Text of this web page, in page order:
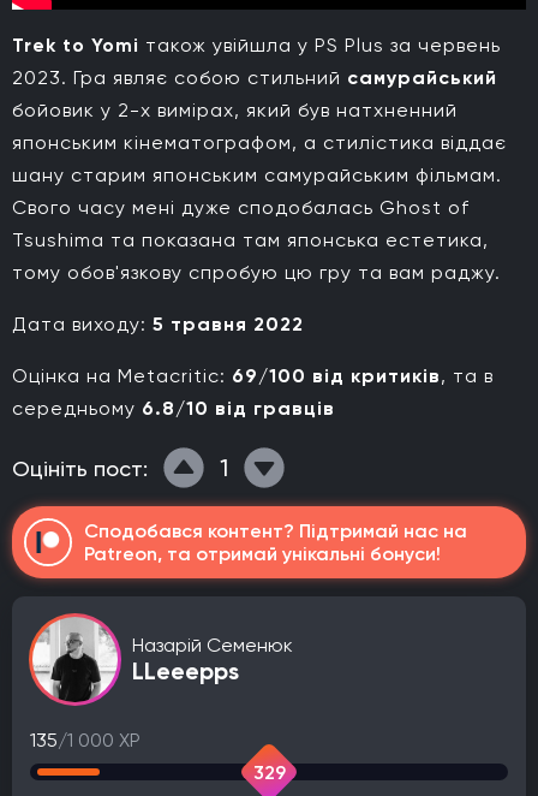
Trek to Yomi також увійшла у PS Plus за червень
2023. Гра являє собою стильний самурайський
бойовик у 2-х вимірах, який був натхненний
японським кінематографом, а стилістика віддає
шану старим японським самурайським фільмам.
Свого часу мені дуже сподобалась Ghost of
Tsushima та показана там японська естетика,
тому обов'язкову спробую цю гру та вам раджу.
Дата виходу: 5 травня 2022
Оцінка на Metacritic: 69/100 від критиків, та в
середньому 6.8/10 від гравців
Оцініть пост: 1
Сподобався контент? Підтримай нас на
Patreon, та отримай унікальні бонуси!
Назарій Семенюк
LLeeepps
135/1 000 XP
329